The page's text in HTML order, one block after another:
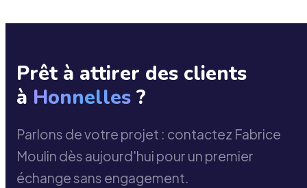
Prêt à attirer des clients
à Honnelles ?
Parlons de votre projet : contactez Fabrice
Moulin dès aujourd'hui pour un premier
échange sans engagement.